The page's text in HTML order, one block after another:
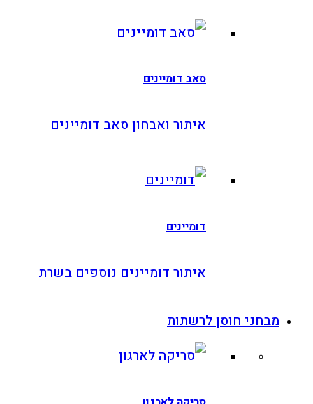
סאב דומיינים
איתור ואבחון סאב דומיינים
דומיינים
איתור דומיינים נוספים בשרת
חוסן לרשתות